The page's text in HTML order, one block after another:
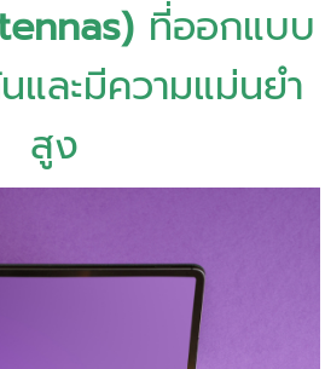
ที่ออกแบบ
ละมีความแม่นยำ
สูง